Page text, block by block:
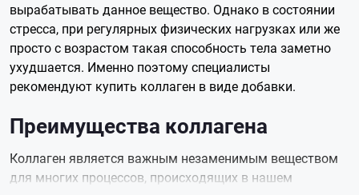
вырабатывать данное вещество. Однако в состоянии
стресса, при регулярных физических нагрузках или же
просто с возрастом такая способность тела заметно
ухудшается. Именно поэтому специалисты
рекомендуют купить коллаген в виде добавки.
Преимущества коллагена
Коллаген является важным незаменимым веществом
для многих процессов, происходящих в нашем